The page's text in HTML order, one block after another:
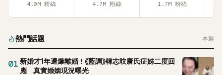
4.0M 粉絲 4.7M 粉絲 1.7M 粉絲
熱門話題 本週
01 新婚才1年遭爆離婚！《藍調》韓志旼唐氏症姊二度回
應 真實婚姻現況曝光